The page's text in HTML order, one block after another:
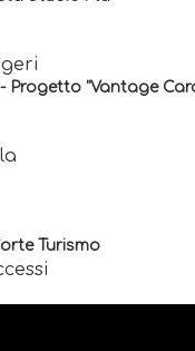
Progetto "Vantage
Turismo